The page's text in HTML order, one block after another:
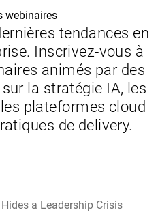
webinaires
tendances en
Inscrivez-vous à
animés par des
la stratégie IA, les
plateformes cloud
de delivery.
Hides a Leadership Crisis